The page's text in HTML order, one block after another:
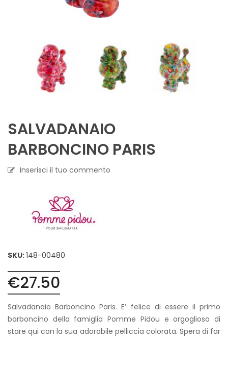
SALVADANAIO
BARBONCINO PARIS
Inserisci il tuo commento
SKU:148-00480
€27.50
Salvadanaio Barboncino Paris. E’ felice di essere il primo
barboncino della famiglia Pomme Pidou e orgoglioso di
stare qui con la sua adorabile pelliccia colorata. Spera di far